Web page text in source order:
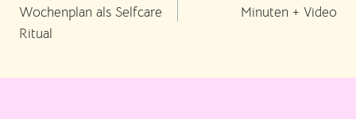
Wochenplan als Selfcare
Ritual
Minuten + Video